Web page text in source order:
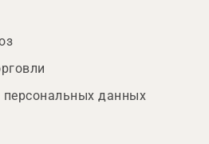
персональных данных